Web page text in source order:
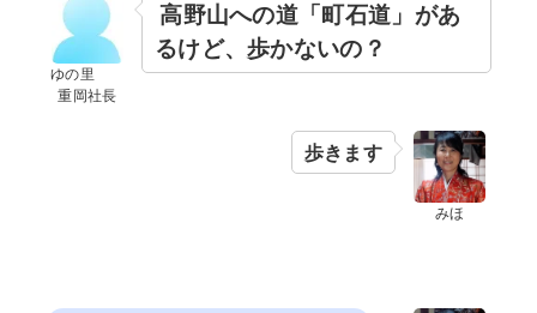
ゆの里
重岡社長
高野山への道「町石道」があ
るけど、歩かないの？
みほ
歩きます